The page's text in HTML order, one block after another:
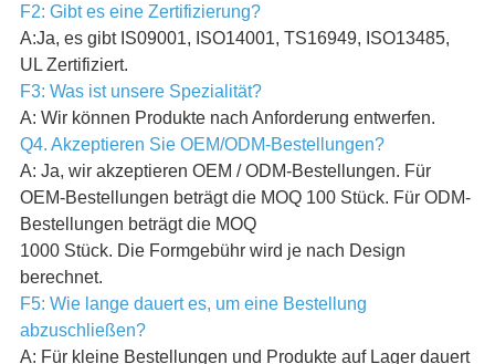
F2: Gibt es eine Zertifizierung?
A:Ja, es gibt IS09001, ISO14001, TS16949, ISO13485,
UL Zertifiziert.
F3: Was ist unsere Spezialität?
A: Wir können Produkte nach Anforderung entwerfen.
Q4. Akzeptieren Sie OEM/ODM-Bestellungen?
A: Ja, wir akzeptieren OEM / ODM-Bestellungen. Für
OEM-Bestellungen beträgt die MOQ 100 Stück. Für ODM-
Bestellungen beträgt die MOQ
1000 Stück. Die Formgebühr wird je nach Design
berechnet.
F5: Wie lange dauert es, um eine Bestellung
abzuschließen?
A: Für kleine Bestellungen und Produkte auf Lager dauert